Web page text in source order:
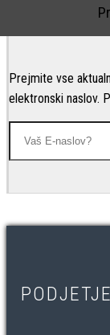
Prejmite vse
elektronski naslov.